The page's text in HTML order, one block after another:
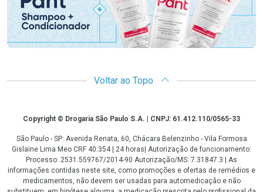
Voltar ao Topo
CopyrightCopyright © Drogaria São Paulo S.A. | CNPJ: 61.412.110/0565-33
São Paulo - SP: Avenida Renata, 60, Chácara Belenzinho - Vila Formosa
Gislaine Lima Meo CRF 40.354 | 24 horas| Autorização de funcionamento:
Processo: 2531.559767/2014-90 Autorização/MS: 7.31847.3 | As
informações contidas neste site, como promoções e ofertas de remédios e
medicamentos, não devem ser usadas para automedicação e não